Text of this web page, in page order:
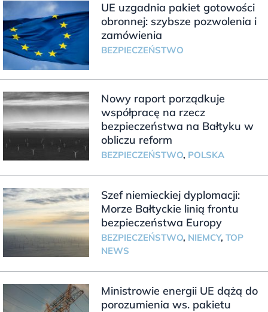
UE uzgadnia pakiet gotowości
obronnej: szybsze pozwolenia i
zamówienia
BEZPIECZEŃSTWO
Nowy raport porządkuje
współpracę na rzecz
bezpieczeństwa na Bałtyku w
obliczu reform
BEZPIECZEŃSTWO, POLSKA
Szef niemieckiej dyplomacji:
Morze Bałtyckie linią frontu
bezpieczeństwa Europy
BEZPIECZEŃSTWO, NIEMCY, TOP
NEWS
Ministrowie energii UE dążą do
porozumienia ws. pakietu